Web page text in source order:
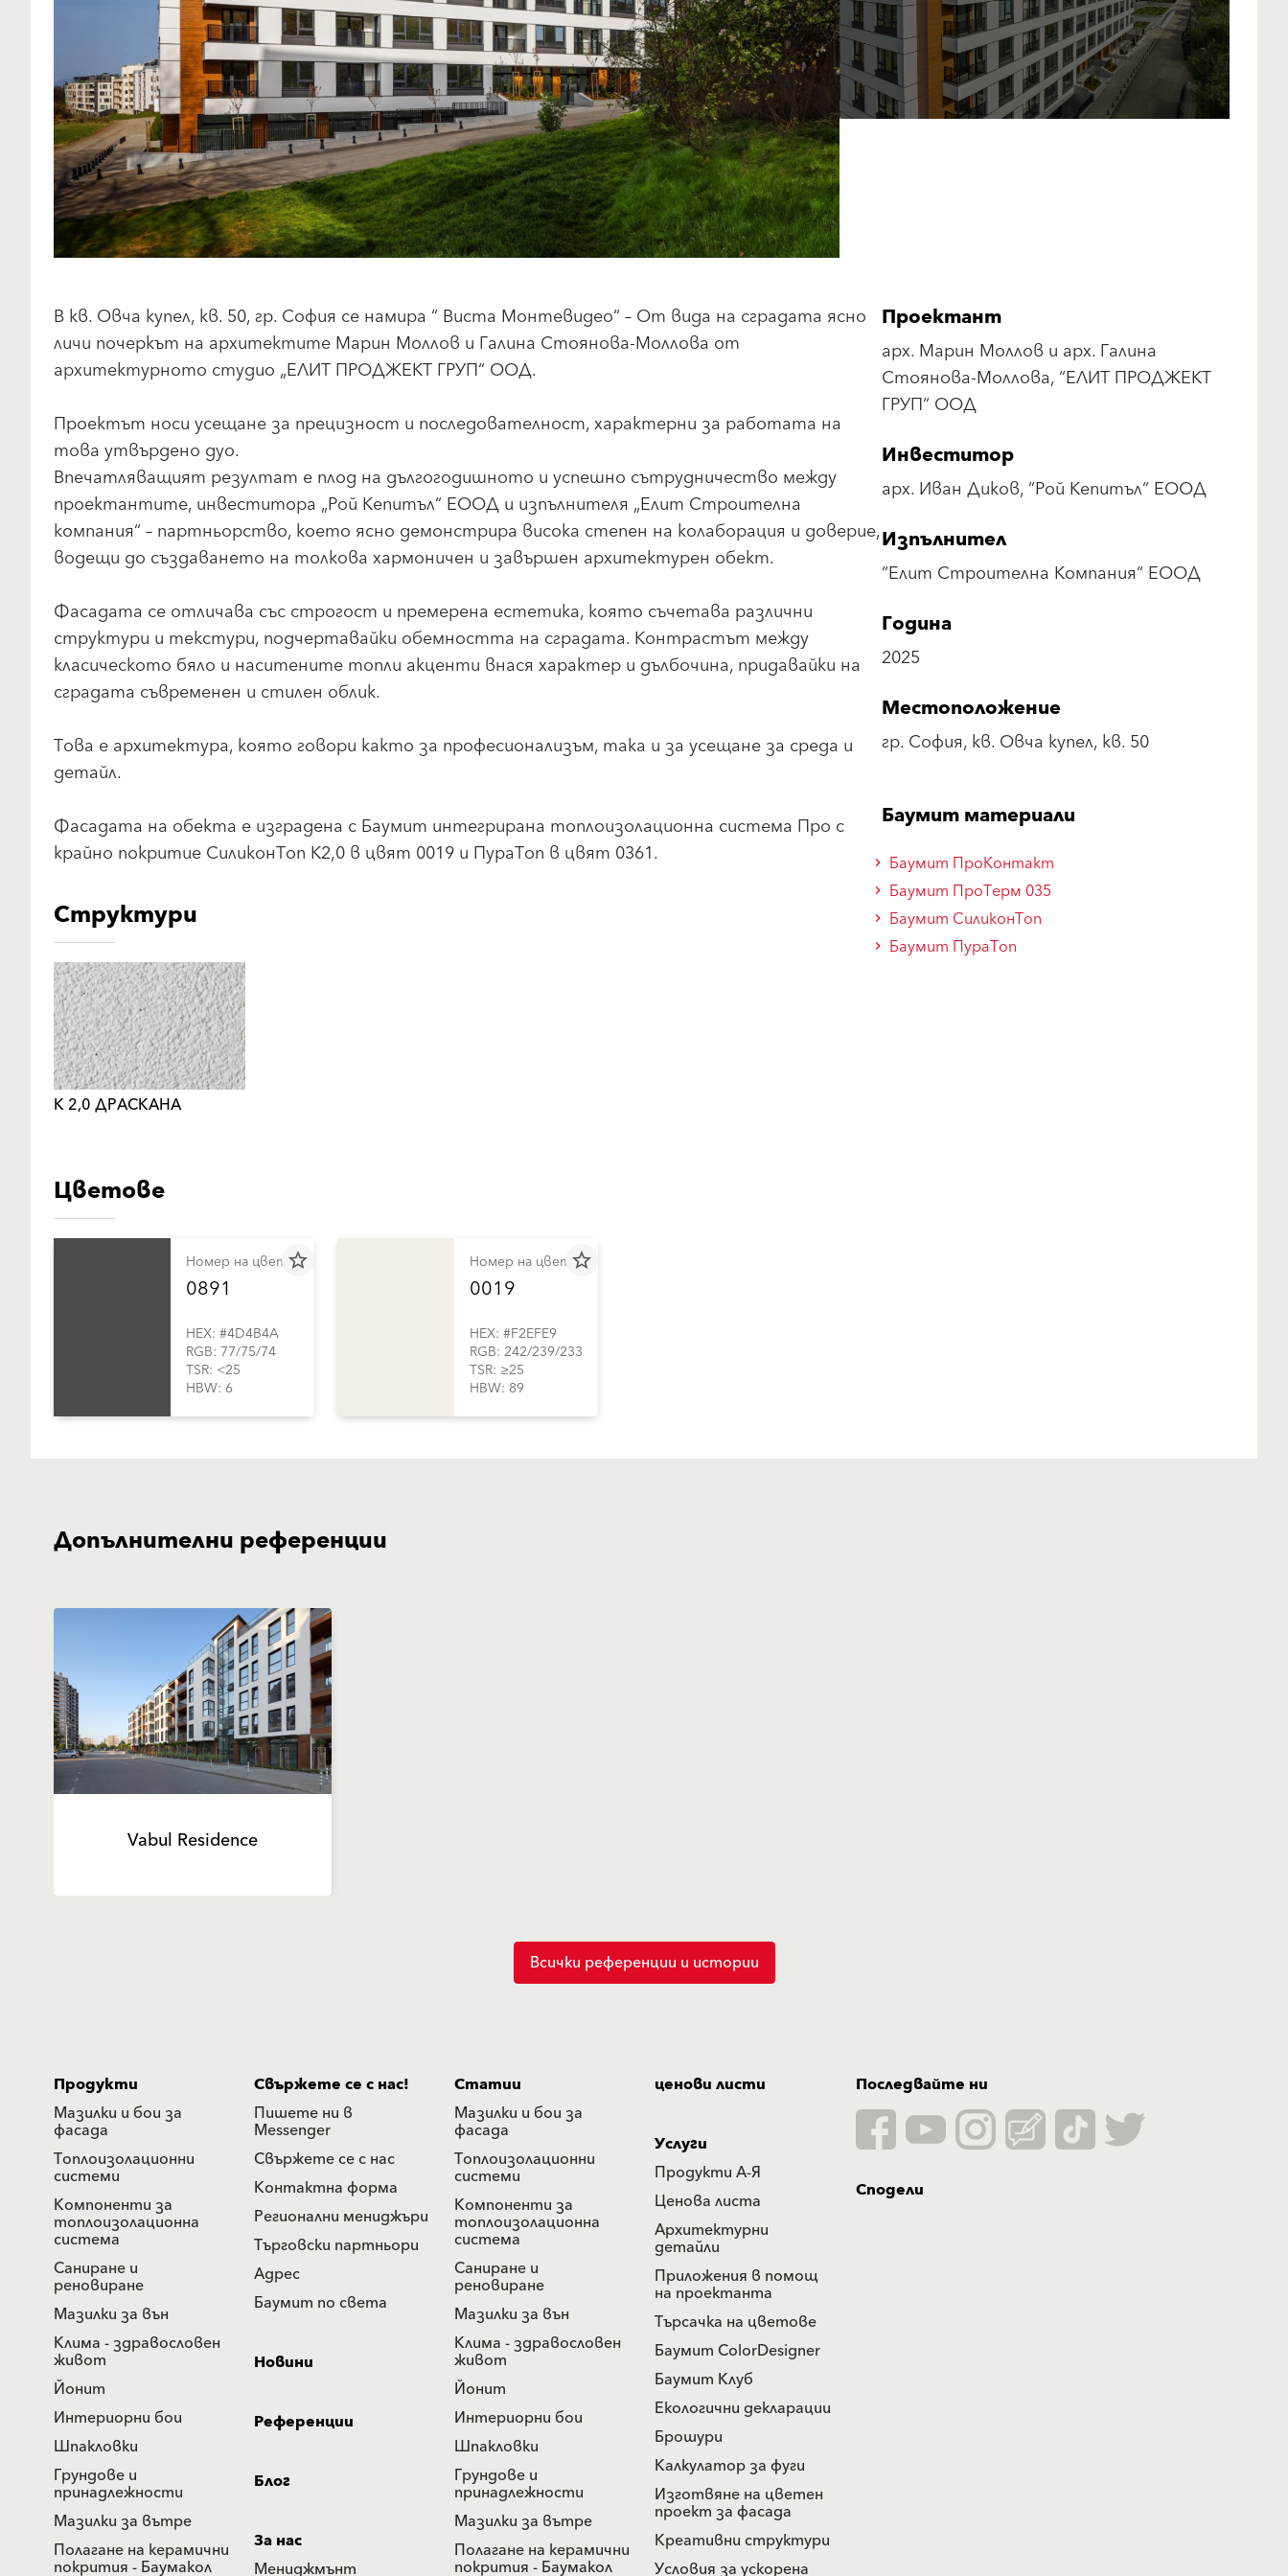
В кв. Овча купел, кв. 50, гр. София се намира “ Виста Монтевидео“ – От вида на сградата ясно
личи почеркът на архитектите Марин Моллов и Галина Стоянова-Моллова от
архитектурното студио „ЕЛИТ ПРОДЖЕКТ ГРУП“ ООД.
Проектът носи усещане за прецизност и последователност, характерни за работата на
това утвърдено дуо.
Впечатляващият резултат е плод на дългогодишното и успешно сътрудничество между
проектантите, инвеститора „Рой Кепитъл“ ЕООД и изпълнителя „Елит Строителна
компания“ – партньорство, което ясно демонстрира висока степен на колаборация и доверие,
водещи до създаването на толкова хармоничен и завършен архитектурен обект.
Фасадата се отличава със строгост и премерена естетика, която съчетава различни
структури и текстури, подчертавайки обемността на сградата. Контрастът между
класическото бяло и наситените топли акценти внася характер и дълбочина, придавайки на
сградата съвременен и стилен облик.
Това е архитектура, която говори както за професионализъм, така и за усещане за среда и
детайл.
Фасадата на обекта е изградена с Баумит интегрирана топлоизолационна система Про с
крайно покритие СиликонТоп К2,0 в цвят 0019 и ПураТоп в цвят 0361.
Структури
К 2,0 ДРАСКАНА
Цветове
star_border
Номер на цвета
0891
HEX: #4D4B4A
RGB: 77/75/74
TSR: <25
HBW: 6
star_border
Номер на цвета
0019
HEX: #F2EFE9
RGB: 242/239/233
TSR: ≥25
HBW: 89
Проектант
арх. Марин Моллов и арх. Галина
Стоянова-Моллова, “ЕЛИТ ПРОДЖЕКТ
ГРУП“ ООД
Инвеститор
арх. Иван Диков, “Рой Кепитъл“ ЕООД
Изпълнител
“Елит Строителна Компания“ ЕООД
Година
2025
Местоположение
гр. София, кв. Овча купел, кв. 50
Баумит материали
Баумит ПроКонтакт
Баумит ПроТерм 035
Баумит СиликонТоп
Баумит ПураТоп
Допълнителни референции
Vabul Residence
Всички референции и истории
Продукти
Мазилки и бои за
фасада
Топлоизолационни
системи
Компоненти за
топлоизолационна
система
Саниране и
реновиране
Мазилки за вън
Клима - здравословен
живот
Йонит
Интериорни бои
Шпакловки
Грундове и
принадлежности
Мазилки за вътре
Полагане на керамични
покрития - Баумакол
Свържете се с нас!
Пишете ни в
Messenger
Свържете се с нас
Контактна форма
Регионални мениджъри
Търговски партньори
Адрес
Баумит по света
Статии
Мазилки и бои за
фасада
Топлоизолационни
системи
Компоненти за
топлоизолационна
система
Саниране и
реновиране
Мазилки за вън
Клима - здравословен
живот
Йонит
Интериорни бои
Шпакловки
Грундове и
принадлежности
Мазилки за вътре
Полагане на керамични
покрития - Баумакол
ценови листи
Услуги
Продукти А-Я
Ценова листа
Архитектурни
детайли
Приложения в помощ
на проектанта
Търсачка на цветове
Баумит ColorDesigner
Баумит Клуб
Екологични декларации
Брошури
Калкулатор за фуги
Изготвяне на цветен
проект за фасада
Креативни структури
Условия за ускорена
Новини
Референции
Блог
За нас
Мениджмънт
Последвайте ни
Сподели